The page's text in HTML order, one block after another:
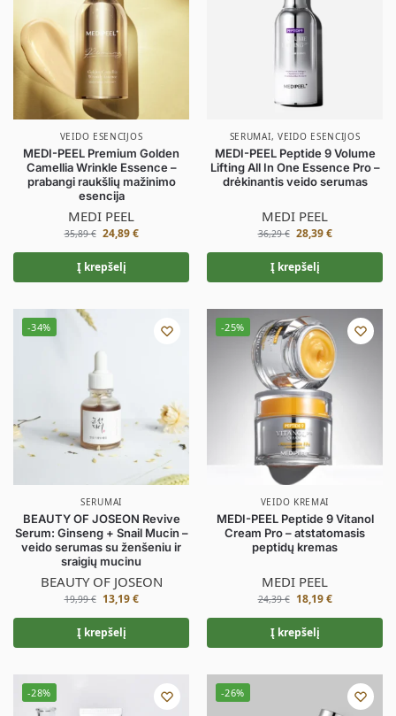
VEIDO ESENCIJOS
MEDI-PEEL Premium Golden
Camellia Wrinkle Essence –
prabangi raukšlių mažinimo
esencija
MEDI PEEL
35,89€ 24,89€
Į krepšelį
SERUMAI, VEIDO ESENCIJOS
MEDI-PEEL Peptide 9 Volume
Lifting All In One Essence Pro –
drėkinantis veido serumas
MEDI PEEL
36,29€ 28,39€
Į krepšelį
-34%
SERUMAI
BEAUTY OF JOSEON Revive
Serum: Ginseng + Snail Mucin –
veido serumas su ženšeniu ir
sraigių mucinu
BEAUTY OF JOSEON
19,99€ 13,19€
Į krepšelį
-25%
VEIDO KREMAI
MEDI-PEEL Peptide 9 Vitanol
Cream Pro – atstatomasis
peptidų kremas
MEDI PEEL
24,39€ 18,19€
Į krepšelį
-28% -26%